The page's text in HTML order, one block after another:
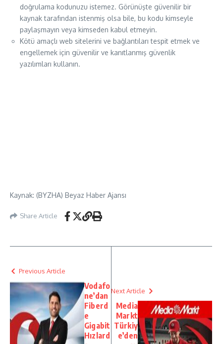
doğrulama kodunuzu istemez. Görünüşte güvenilir bir
kaynak tarafından istenmiş olsa bile, bu kodu kimseyle
paylaşmayın veya kimseden kabul etmeyin.
Kötü amaçlı web sitelerini ve bağlantıları tespit etmek ve
engellemek için güvenilir ve kanıtlanmış güvenlik
yazılımları kullanın.
Kaynak: (BYZHA) Beyaz Haber Ajansı
Share Article
Previous Article
Vodafo
ne’dan
Fiberd
e
Gigabit
Hızlard
Next Article
Media
Markt
Türkiy
e’den